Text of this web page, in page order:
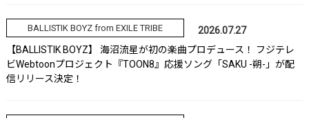
BALLISTIK BOYZ from EXILE TRIBE
2026.07.27
【BALLISTIK BOYZ】 海沼流星が初の楽曲プロデュース！ フジテレ
ビWebtoonプロジェクト『TOON8』応援ソング「SAKU -朔-」が配
信リリース決定！